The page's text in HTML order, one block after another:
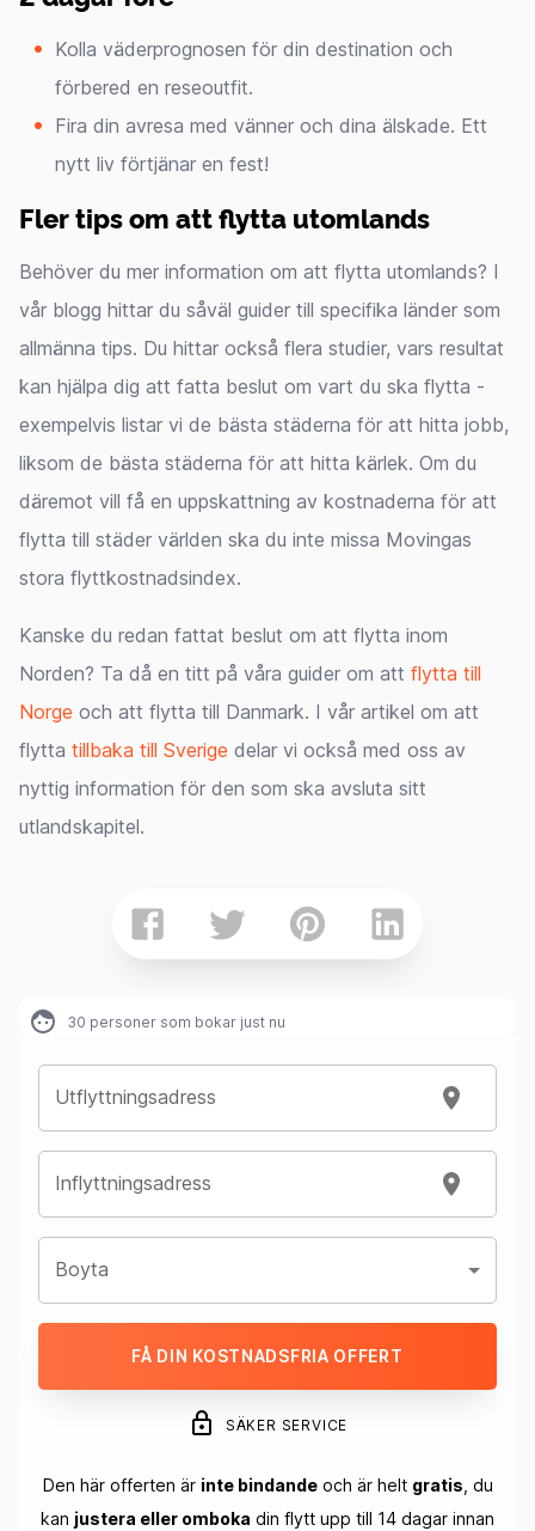
Kolla väderprognosen för din destination och
förbered en reseoutfit.
Fira din avresa med vänner och dina älskade. Ett
nytt liv förtjänar en fest!
Fler tips om att flytta utomlands
Behöver du mer information om att flytta utomlands? I
vår blogg hittar du såväl guider till specifika länder som
allmänna tips. Du hittar också flera studier, vars resultat
kan hjälpa dig att fatta beslut om vart du ska flytta -
exempelvis listar vi de bästa städerna för att hitta jobb,
liksom de bästa städerna för att hitta kärlek. Om du
däremot vill få en uppskattning av kostnaderna för att
flytta till städer världen ska du inte missa Movingas
stora flyttkostnadsindex.
Kanske du redan fattat beslut om att flytta inom
Norden? Ta då en titt på våra guider om att flytta till
Norge och att flytta till Danmark. I vår artikel om att
flytta tillbaka till Sverige delar vi också med oss av
nyttig information för den som ska avsluta sitt
utlandskapitel.
30 personer som bokar just nu
Utflyttningsadress
Inflyttningsadress
Boyta
FÅ DIN KOSTNADSFRIA OFFERT
SÄKER SERVICE
Den här offerten är inte bindandeoch är helt gratis , du
kan justera eller omboka din flytt upp till 14 dagar innan